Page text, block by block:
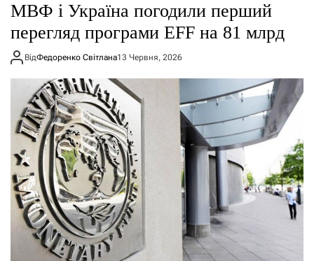
МВФ і Україна погодили перший
перегляд програми EFF на 81 млрд
ВідФедоренко Світлана13 Червня, 2026